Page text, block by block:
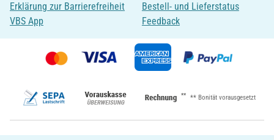
Erklärung zur Barrierefreiheit
VBS App
Bestell- und Lieferstatus
Feedback
** ** Bonität vorausgesetzt